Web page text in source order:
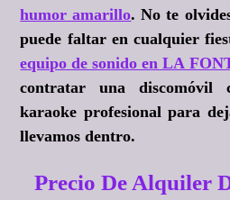
humor amarillo. No te
puede faltar en cualquier
equipo de sonido en LA
contratar una discomóvil
karaoke profesional para
llevamos dentro.
Precio De Alquiler